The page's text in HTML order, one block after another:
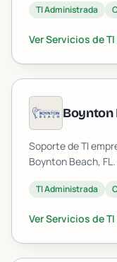
TI Administrada
Ver Servicios de TI
Boynton
Soporte de TI
Boynton Beach, FL.
TI Administrada
Ver Servicios de TI